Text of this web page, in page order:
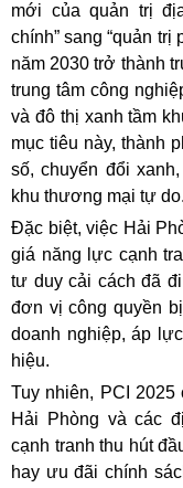
mới của quản trị
chính” sang “quản trị
năm 2030 trở thành
trung tâm công
và đô thị xanh tầm
mục tiêu này, thành
số, chuyển đổi
khu thương mại tự do.
Đặc biệt, việc Hải
giá năng lực cạnh
tư duy cải cách đã
đơn vị công quyền
doanh nghiệp, áp
hiệu.
Tuy nhiên, PCI
Hải Phòng và các
cạnh tranh thu hút
hay ưu đãi chính